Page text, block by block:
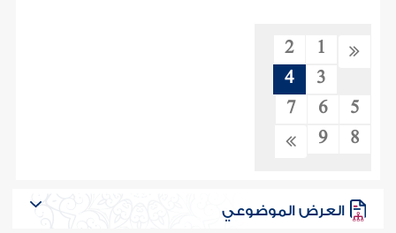
1
2
3
4
5
6
7
8
9
العرض الموضوعي